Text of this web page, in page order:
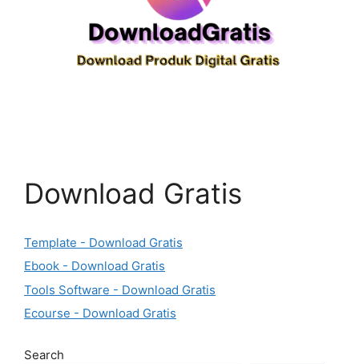
Download Gratis
Template - Download Gratis
Ebook - Download Gratis
Tools Software - Download Gratis
Ecourse - Download Gratis
Search